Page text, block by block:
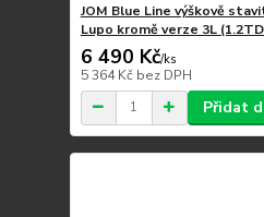
JOM Blue Line výškově
Lupo kromě verze 3L
6 490 Kč/ks
5 364 Kč bez DPH
Přidat